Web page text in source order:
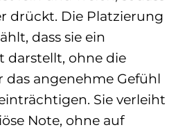
drückt. Die Platzierung
dass sie ein
darstellt, ohne die
angenehme Gefühl
Sie verleiht
Note, ohne auf